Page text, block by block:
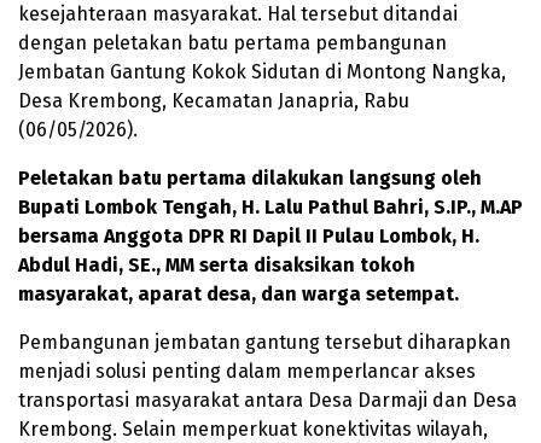
kesejahteraan masyarakat. Hal tersebut ditandai
dengan peletakan batu pertama pembangunan
Jembatan Gantung Kokok Sidutan di Montong Nangka,
Desa Krembong, Kecamatan Janapria, Rabu
(06/05/2026).
Peletakan batu pertama dilakukan langsung oleh
Bupati Lombok Tengah, H. Lalu Pathul Bahri, S.IP., M.AP
bersama Anggota DPR RI Dapil II Pulau Lombok, H.
Abdul Hadi, SE., MM serta disaksikan tokoh
masyarakat, aparat desa, dan warga setempat.
Pembangunan jembatan gantung tersebut diharapkan
menjadi solusi penting dalam memperlancar akses
transportasi masyarakat antara Desa Darmaji dan Desa
Krembong. Selain memperkuat konektivitas wilayah,